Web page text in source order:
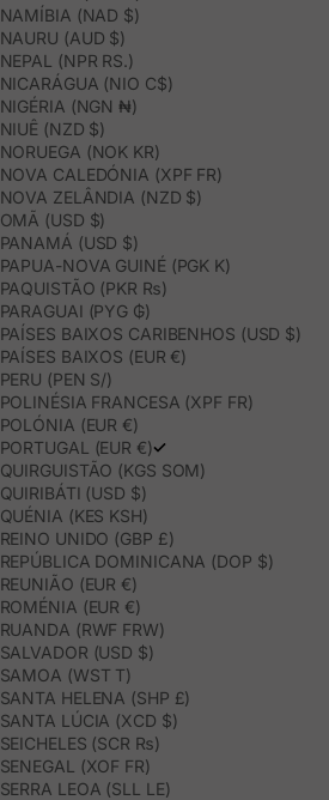
NAMÍBIA (NAD $)
NAURU (AUD $)
NEPAL (NPR RS.)
NICARÁGUA (NIO C$)
NIGÉRIA (NGN ₦)
NIUÊ (NZD $)
NORUEGA (NOK KR)
NOVA CALEDÓNIA (XPF FR)
NOVA ZELÂNDIA (NZD $)
OMÃ (USD $)
PANAMÁ (USD $)
PAPUA-NOVA GUINÉ (PGK K)
PAQUISTÃO (PKR ₨)
PARAGUAI (PYG ₲)
PAÍSES BAIXOS CARIBENHOS (USD $)
PAÍSES BAIXOS (EUR €)
PERU (PEN S/)
POLINÉSIA FRANCESA (XPF FR)
POLÓNIA (EUR €)
PORTUGAL (EUR €)
QUIRGUISTÃO (KGS SOM)
QUIRIBÁTI (USD $)
QUÉNIA (KES KSH)
REINO UNIDO (GBP £)
REPÚBLICA DOMINICANA (DOP $)
REUNIÃO (EUR €)
ROMÉNIA (EUR €)
RUANDA (RWF FRW)
SALVADOR (USD $)
SAMOA (WST T)
SANTA HELENA (SHP £)
SANTA LÚCIA (XCD $)
SEICHELES (SCR ₨)
SENEGAL (XOF FR)
SERRA LEOA (SLL LE)